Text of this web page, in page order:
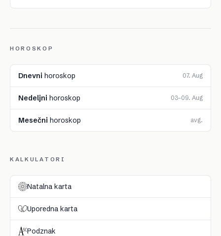
HOROSKOP
Dnevni horoskop 07. Aug
Nedeljni horoskop 03–09. Aug
Mesečni horoskop avg.
KALKULATORI
Natalna karta
Uporedna karta
Podznak